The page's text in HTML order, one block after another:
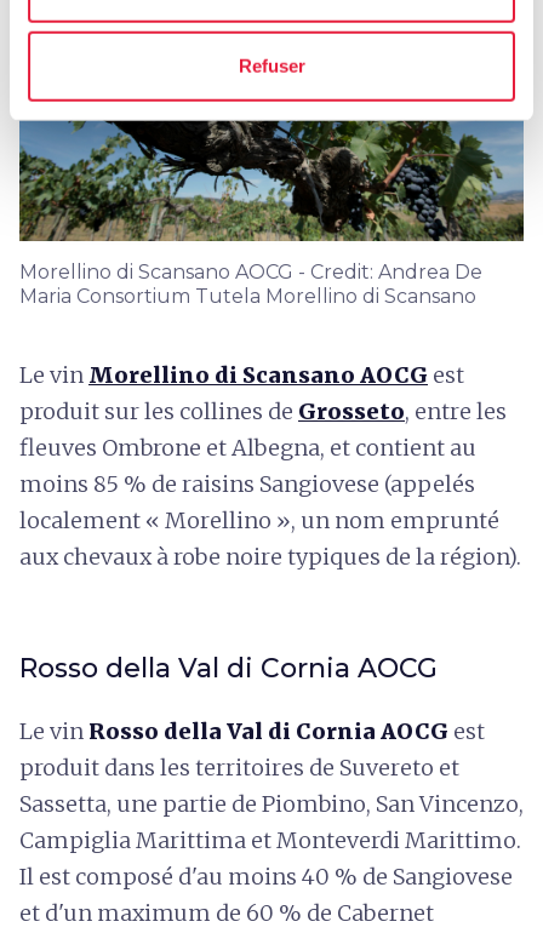
Refuser
Morellino di Scansano AOCG - Credit: Andrea De
Maria Consortium Tutela Morellino di Scansano
Le vin Morellino di Scansano AOCG est
produit sur les collines de Grosseto, entre les
fleuves Ombrone et Albegna, et contient au
moins 85 % de raisins Sangiovese (appelés
localement « Morellino », un nom emprunté
aux chevaux à robe noire typiques de la région).
Rosso della Val di Cornia AOCG
Le vin Rosso della Val di Cornia AOCG est
produit dans les territoires de Suvereto et
Sassetta, une partie de Piombino, San Vincenzo,
Campiglia Marittima et Monteverdi Marittimo.
Il est composé d'au moins 40 % de Sangiovese
et d'un maximum de 60 % de Cabernet